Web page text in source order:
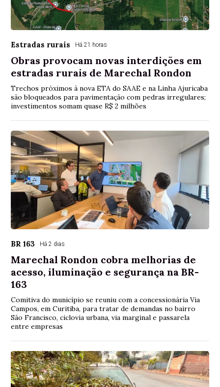
Estradas rurais Há 21 horas
Obras provocam novas interdições em
estradas rurais de Marechal Rondon
Trechos próximos à nova ETA do SAAE e na Linha Ajuricaba
são bloqueados para pavimentação com pedras irregulares;
investimentos somam quase R$ 2 milhões
BR 163 Há 2 dias
Marechal Rondon cobra melhorias de
acesso, iluminação e segurança na BR-
163
Comitiva do município se reuniu com a concessionária Via
Campos, em Curitiba, para tratar de demandas no bairro
São Francisco, ciclovia urbana, via marginal e passarela
entre empresas